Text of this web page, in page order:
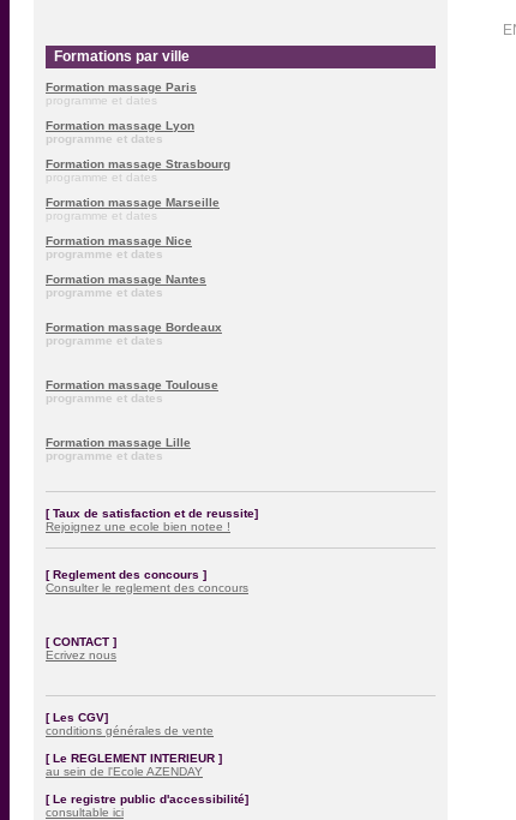
Formations par ville
Formation massage Paris
programme et dates
Formation massage Lyon
programme et dates
Formation massage Strasbourg
programme et dates
Formation massage Marseille
programme et dates
Formation massage Nice
programme et dates
Formation massage Nantes
programme et dates
Formation massage Bordeaux
programme et dates
Formation massage Toulouse
programme et dates
Formation massage Lille
programme et dates
[ Taux de satisfaction et de reussite]
Rejoignez une ecole bien notee !
[ Reglement des concours ]
Consulter le reglement des concours
[ CONTACT ]
Ecrivez nous
[ Les CGV]
conditions générales de vente
[ Le REGLEMENT INTERIEUR ]
au sein de l'Ecole AZENDAY
[ Le registre public d'accessibilité]
consultable ici